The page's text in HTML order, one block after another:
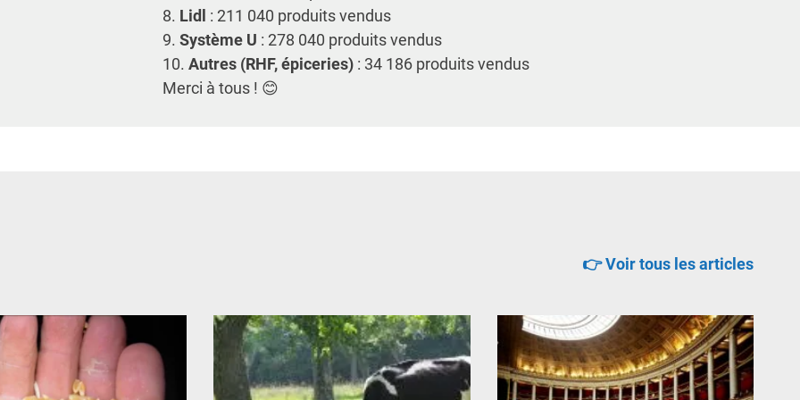
8. Lidl : 211 040 produits vendus
9. Système U : 278 040 produits vendus
10. Autres (RHF, épiceries) : 34 186 produits vendus
Merci à tous ! 😊
👉 Voir tous les articles